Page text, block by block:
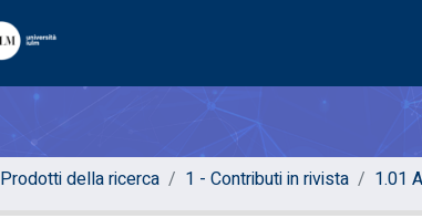
Prodotti della ricerca 1 - Contributi in rivista 1.01